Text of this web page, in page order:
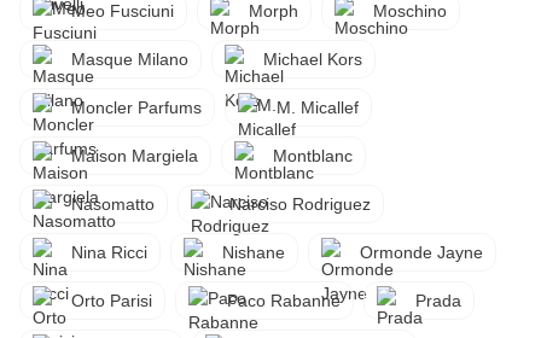
Meo Fusciuni Morph Moschino
Masque Milano Michael Kors
Moncler Parfums M. Micallef
Maison Margiela Montblanc
Nasomatto Narciso Rodriguez
Nina Ricci Nishane Ormonde Jayne
Orto Parisi Paco Rabanne Prada